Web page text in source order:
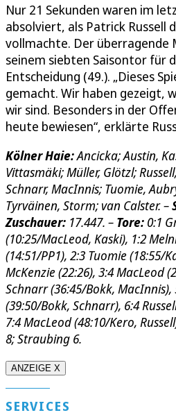
Nur 21 Sekunden waren im
absolviert, als Patrick Russell
vollmachte. Der überragende
seinem siebten Saisontor für
Entscheidung (49.). „Dieses
gemacht. Wir haben gezeigt,
wir sind. Besonders in der
heute bewiesen“, erklärte
Kölner Haie:Ancicka; Austin,
Vittasmäki; Müller, Glötzl;
Schnarr, MacInnis; Tuomie,
Tyrväinen, Storm; van Calster. –
Zuschauer: 17.447. – Tore: 0:1
(10:25/MacLeod, Kaski), 1:2
(14:51/PP1), 2:3 Tuomie (18:55/
McKenzie (22:26), 3:4 MacLeod
Schnarr (36:45/Bokk, MacInnis),
(39:50/Bokk, Schnarr), 6:4
7:4 MacLeod (48:10/Kero,
8; Straubing 6.
ANZEIGE X
SERVICES